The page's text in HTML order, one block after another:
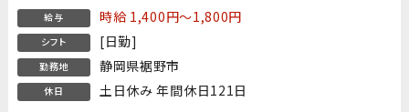
給与 時給 1,400円～1,800円
シフト [日勤]
勤務地 静岡県裾野市
休日 土日休み 年間休日121日